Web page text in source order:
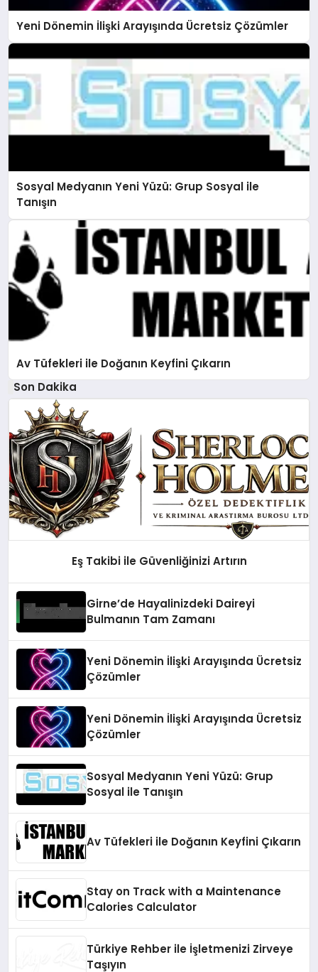
Yeni Dönemin İlişki Arayışında Ücretsiz Çözümler
Sosyal Medyanın Yeni Yüzü: Grup Sosyal ile
Tanışın
Av Tüfekleri ile Doğanın Keyfini Çıkarın
Son Dakika
Eş Takibi ile Güvenliğinizi Artırın
Girne’de Hayalinizdeki Daireyi
Bulmanın Tam Zamanı
Yeni Dönemin İlişki Arayışında Ücretsiz
Çözümler
Yeni Dönemin İlişki Arayışında Ücretsiz
Çözümler
Sosyal Medyanın Yeni Yüzü: Grup
Sosyal ile Tanışın
Av Tüfekleri ile Doğanın Keyfini Çıkarın
Stay on Track with a Maintenance
Calories Calculator
Türkiye Rehber ile İşletmenizi Zirveye
Taşıyın